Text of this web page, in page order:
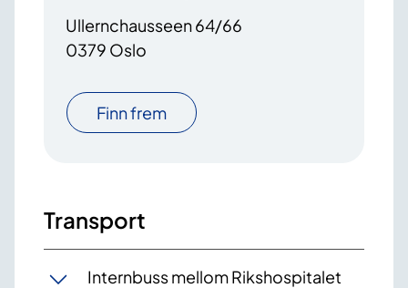
Ullernchausseen 64/66
0379 Oslo
Finn frem
Transport
Internbuss mellom Rikshospitalet